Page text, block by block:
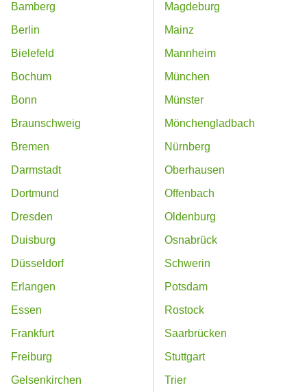
Bamberg
Berlin
Bielefeld
Bochum
Bonn
Braunschweig
Bremen
Darmstadt
Dortmund
Dresden
Duisburg
Düsseldorf
Erlangen
Essen
Frankfurt
Freiburg
Gelsenkirchen
Magdeburg
Mainz
Mannheim
München
Münster
Mönchengladbach
Nürnberg
Oberhausen
Offenbach
Oldenburg
Osnabrück
Schwerin
Potsdam
Rostock
Saarbrücken
Stuttgart
Trier